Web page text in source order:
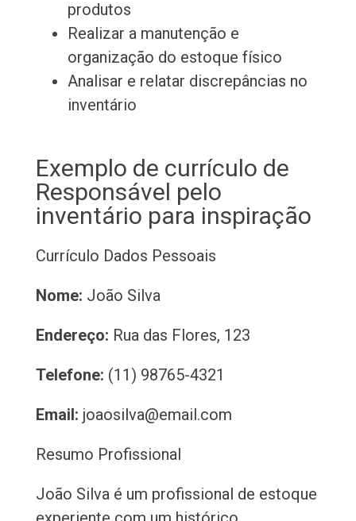
produtos
Realizar a manutenção e
organização do estoque físico
Analisar e relatar discrepâncias no
inventário
Exemplo de currículo de
Responsável pelo
inventário para inspiração
Currículo Dados Pessoais
Nome: João Silva
Endereço: Rua das Flores, 123
Telefone: (11) 98765-4321
Email: joaosilva@email.com
Resumo Profissional
João Silva é um profissional de estoque